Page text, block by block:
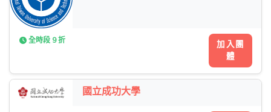
全時段 9 折
加入團
體
國立成功大學